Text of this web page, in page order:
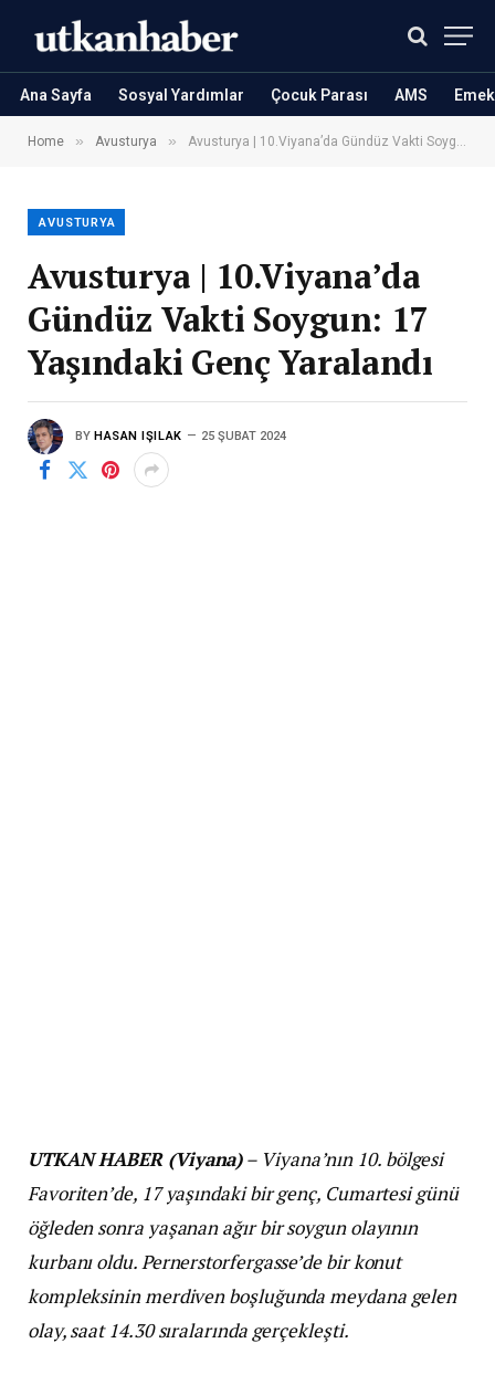
Ana Sayfa Sosyal Yardımlar Çocuk Parası AMS
Home » Avusturya » Avusturya | 10.Viyana’da Gündüz Vakti Soygun: 17 Yaşındaki Genç Yaralandı
AVUSTURYA
Avusturya | 10.Viyana’da
Gündüz Vakti Soygun: 17
Yaşındaki Genç Yaralandı
BY HASAN IŞILAK 25 ŞUBAT 2024
UTKAN HABER (Viyana)– Viyana’nın 10. bölgesi
Favoriten’de, 17 yaşındaki bir genç, Cumartesi günü
öğleden sonra yaşanan ağır bir soygun olayının
kurbanı oldu. Pernerstorfergasse’de bir konut
kompleksinin merdiven boşluğunda meydana gelen
olay, saat 14.30 sıralarında gerçekleşti.